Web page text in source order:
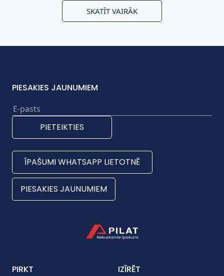
SKATĪT VAIRĀK
PIRKT IZĪRĒT
PIESAKIES JAUNUMIEM
PIETEIKTIES
ĪPAŠUMI WHATSAPP LIETOTNĒ
PIESAKIES JAUNUMIEM